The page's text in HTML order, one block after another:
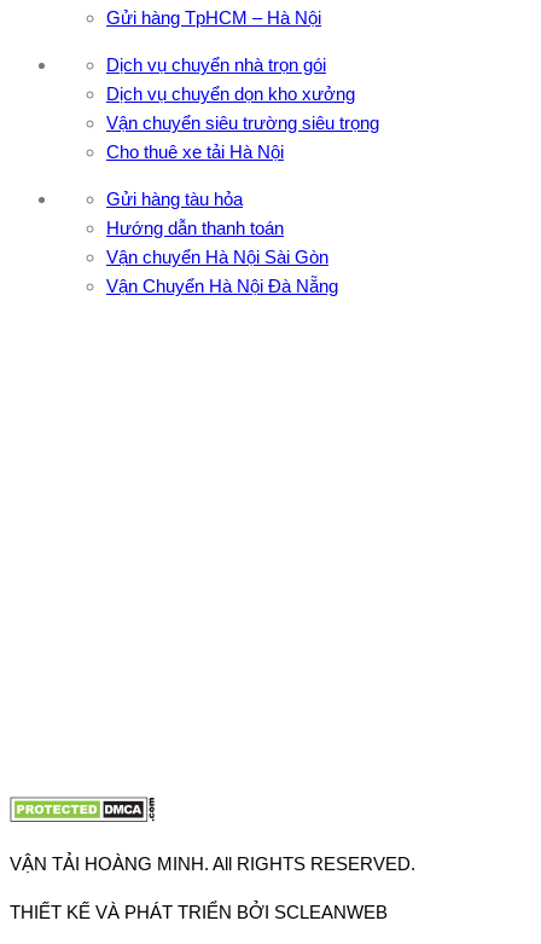
Gửi hàng TpHCM – Hà Nội
Dịch vụ chuyển nhà trọn gói
Dịch vụ chuyển dọn kho xưởng
Vận chuyển siêu trường siêu trọng
Cho thuê xe tải Hà Nội
Gửi hàng tàu hỏa
Hướng dẫn thanh toán
Vận chuyển Hà Nội Sài Gòn
Vận Chuyển Hà Nội Đà Nẵng
VẬN TẢI HOÀNG MINH. All RIGHTS RESERVED.
THIẾT KẾ VÀ PHÁT TRIỂN BỞI SCLEANWEB